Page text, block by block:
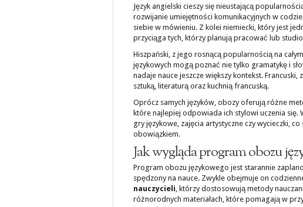
Język angielski cieszy się nieustającą
rozwijanie umiejętności komunikacyjnych w
siebie w mówieniu. Z kolei niemiecki, który jest
przyciąga tych, którzy planują pracować lub
Hiszpański, z jego rosnącą popularnością na
językowych mogą poznać nie tylko gramatykę i
nadaje nauce jeszcze większy kontekst.
sztuką, literaturą oraz kuchnią francuską.
Oprócz samych języków, obozy oferują różne
które najlepiej odpowiada ich stylowi uczenia
gry językowe, zajęcia artystyczne czy wycieczki,
obowiązkiem.
Jak wygląda program obozu
Program obozu językowego jest starannie
spędzony na nauce. Zwykle obejmuje on
nauczycieli, którzy dostosowują metody
różnorodnych materiałach, które pomagają w